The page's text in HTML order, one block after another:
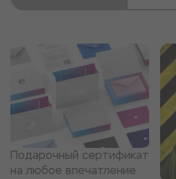
Подарочный сертификат
на любое впечатление